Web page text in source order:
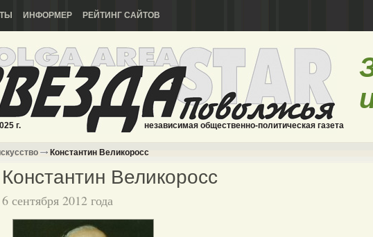
ИНФОРМЕР РЕЙТИНГ САЙТОВ
г. независимая общественно-политическая газета
Константин Великоросс
Константин Великоросс
6 сентября 2012 года